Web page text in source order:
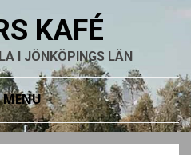
KAFÉ
I JÖNKÖPINGS LÄN
MENU